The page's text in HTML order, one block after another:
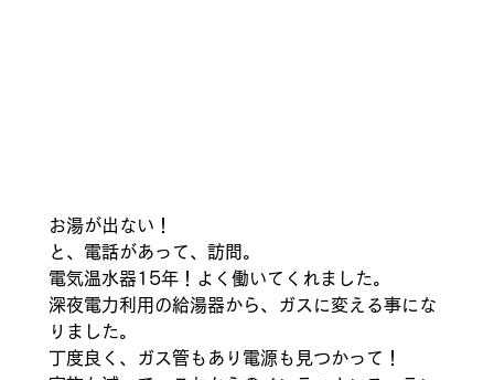
お湯が出ない！
と、電話があって、訪問。
電気温水器15年！よく働いてくれました。
深夜電力利用の給湯器から、ガスに変える事にな
りました。
丁度良く、ガス管もあり電源も見つかって！